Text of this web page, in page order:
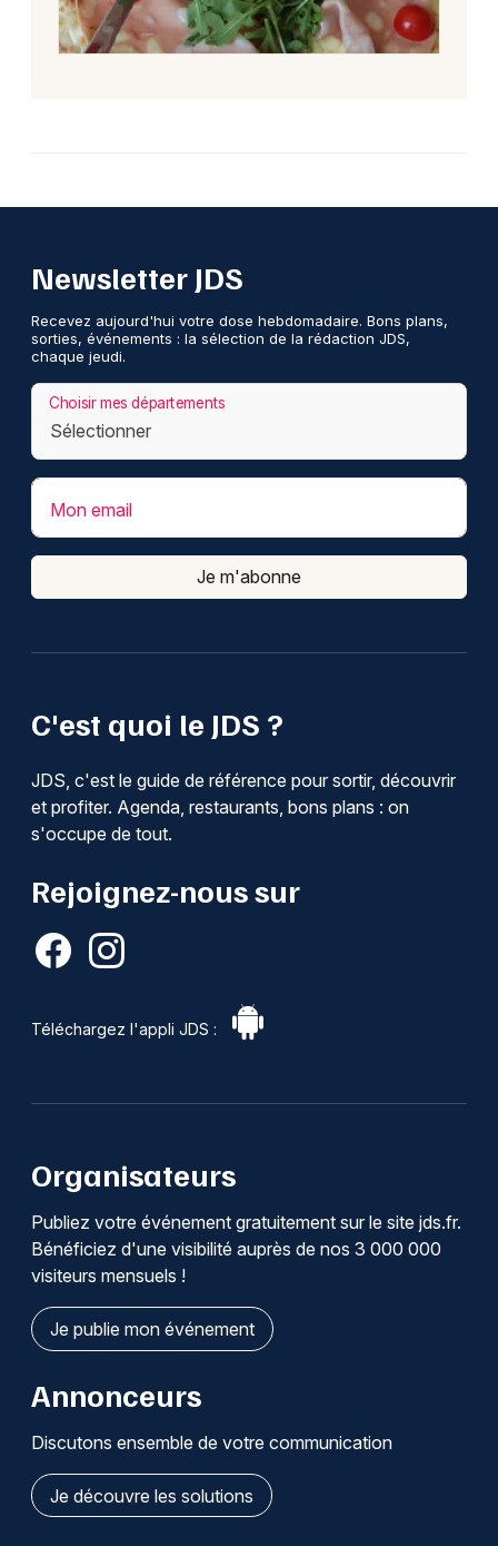
C'est quoi le JDS ?
JDS, c'est le guide de référence pour sortir, découvrir
et profiter. Agenda, restaurants, bons plans : on
s'occupe de tout.
Rejoignez-nous sur
Téléchargez l'appli JDS :
Newsletter JDS
Recevez aujourd'hui votre dose hebdomadaire. Bons plans,
sorties, événements : la sélection de la rédaction JDS,
chaque jeudi.
Choisir mes départements
Mon email
Je m'abonne
Organisateurs
Publiez votre événement gratuitement sur le site jds.fr.
Bénéficiez d'une visibilité auprès de nos 3 000 000
visiteurs mensuels !
Je publie mon événement
Annonceurs
Discutons ensemble de votre communication
Je découvre les solutions